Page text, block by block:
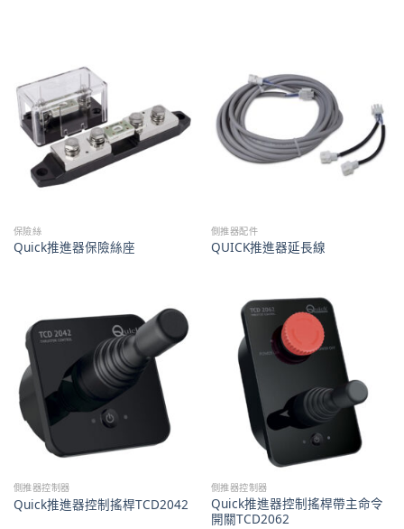
保險絲
Quick推進器保險絲座
側推器配件
QUICK推進器延長線
側推器控制器
Quick推進器控制搖桿TCD2042
側推器控制器
Quick推進器控制搖桿帶主命令
開關TCD2062